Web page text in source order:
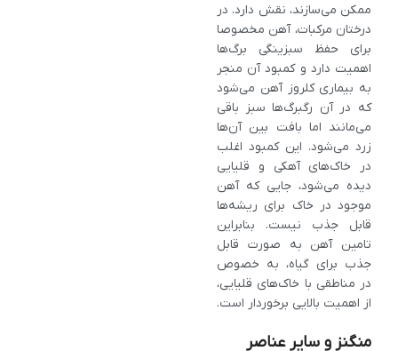
ممکن می‌سازند، نقش دارد. در
درختان مرکبات، آهن مخصوصا
برای حفظ سبزینگی برگ‌ها
اهمیت دارد و کمبود آن منجر
به بیماری کلروز آهن می‌شود
که در آن رگبرگ‌ها سبز باقی
می‌مانند اما بافت بین آن‌ها
زرد می‌شود. این کمبود اغلب
در خاک‌های آهکی و قلیایی
دیده می‌شود، جایی که آهن
موجود در خاک برای ریشه‌ها
قابل جذب نیست. بنابراین
تامین آهن به صورت قابل
جذب برای گیاه، به خصوص
در مناطقی با خاک‌های قلیایی،
از اهمیت بالایی برخوردار است.
منگنز و سایر عناصر